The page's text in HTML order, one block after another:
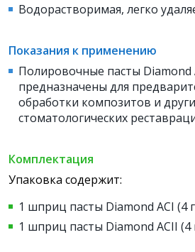
Водорастворимая, легко
Показания к применению
Полировочные пасты Diamond
предназначены для
обработки композитов и
стоматологических
Комплектация
Упаковка содержит:
1 шприц пасты Diamond ACI (4
1 шприц пасты Diamond ACII (4